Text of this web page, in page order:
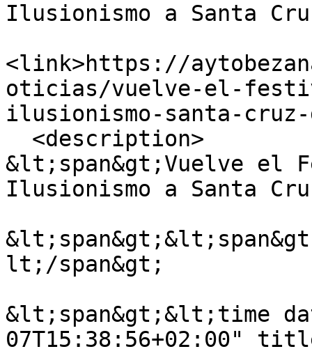
Ilusionismo a Santa
<link>https://
oticias/vuelve-el-
ilusionismo-santa-cruz-
&lt;span&gt;Vuelve el
Ilusionismo a Santa
lt;/span&gt;
&lt;span&gt;&lt;time
07T15:38:56+02:00"